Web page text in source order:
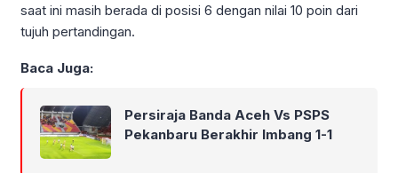
saat ini masih berada di posisi 6 dengan nilai 10 poin dari
tujuh pertandingan.
Baca Juga:
Persiraja Banda Aceh Vs PSPS
Pekanbaru Berakhir Imbang 1-1